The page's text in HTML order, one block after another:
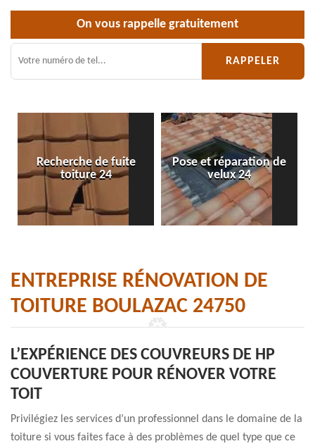
On vous rappelle gratuitement
Recherche de fuite
toiture 24
Pose et réparation de
velux 24
ENTREPRISE RÉNOVATION DE
TOITURE BOULAZAC 24750
L’EXPÉRIENCE DES COUVREURS DE HP
COUVERTURE POUR RÉNOVER VOTRE
TOIT
Privilégiez les services d’un professionnel dans le domaine de la
toiture si vous faites face à des problèmes de quel type que ce